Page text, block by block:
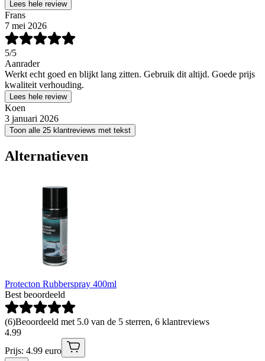
Lees hele review
Frans
7 mei 2026
5/5
Aanrader
Werkt echt goed en blijkt lang zitten. Gebruik dit altijd. Goede prijs
kwaliteit verhouding.
Lees hele review
Koen
3 januari 2026
Toon alle 25 klantreviews met tekst
Alternatieven
Protecton Rubberspray 400ml
Best beoordeeld
(6)Beoordeeld met 5.0 van de 5 sterren, 6 klantreviews
4.99
Prijs: 4.99 euro